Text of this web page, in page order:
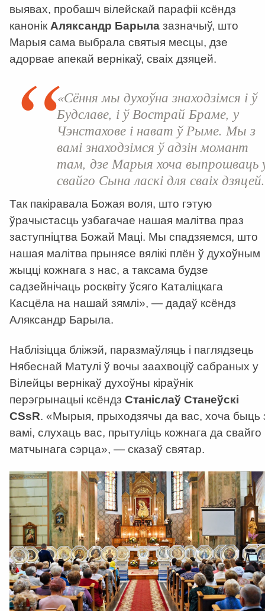
выявах, пробашч вілейскай парафіі ксёндз
канонікАляксандр Барыла зазначыў, што
Марыя сама выбрала святыя месцы, дзе
адорвае апекай вернікаў, сваіх дзяцей.
«Сёння мы духоўна знаходзімся і ў
Будславе, і ў Вострай Браме, у
Чэнстахове і нават ў Рыме. Мы з
вамі знаходзімся ў адзін момант
там, дзе Марыя хоча выпрошваць
свайго Сына ласкі для сваіх дзяцей.
Так пакіравала Божая воля, што гэтую
ўрачыстасць узбагачае нашая малітва праз
заступніцтва Божай Маці. Мы спадзяемся, што
нашая малітва прынясе вялікі плён ў духоўным
жыцці кожнага з нас, а таксама будзе
садзейнічаць росквіту ўсяго Каталіцкага
Касцёла на нашай зямлі», — дадаў ксёндз
Аляксандр Барыла.
Наблізіцца бліжэй, паразмаўляць і паглядзець
Нябеснай Матулі ў вочы заахвоціў сабраных у
Вілейцы вернікаў духоўны кіраўнік
перэгрынацыі ксёндз Станіслаў Станеўскі
CSsR. «Мырыя, прыходзячы да вас, хоча быць
вамі, слухаць вас, прытуліць кожнага да свайго
матчынага сэрца», — сказаў святар.